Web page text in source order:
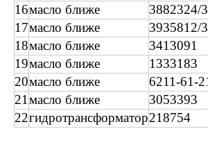
16масло ближе 3882324/
17масло ближе 3935812/
18масло ближе 3413091
19масло ближе 1333183
20масло ближе 6211-61-
21масло ближе 3053393
22гидротрансформатор218754